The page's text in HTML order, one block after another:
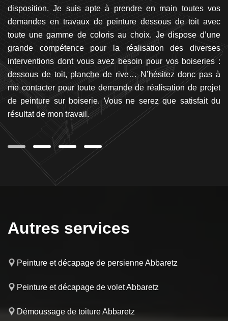
disposition. Je suis apte à prendre en main toutes vos
demandes en travaux de peinture dessous de toit avec
toute une gamme de coloris au choix. Je dispose d’une
grande compétence pour la réalisation des diverses
interventions dont vous avez besoin pour vos boiseries :
dessous de toit, planche de rive… N’hésitez donc pas à
me contacter pour toute demande de réalisation de projet
de peinture sur boiserie. Vous ne serez que satisfait du
résultat de mon travail.
Autres services
Peinture et décapage de persienne Abbaretz
Peinture et décapage de volet Abbaretz
Démoussage de toiture Abbaretz